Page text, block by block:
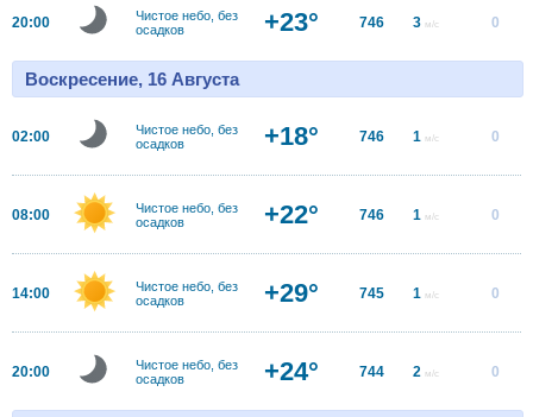
20:00
Чистое небо, без
осадков
+23° 746 3 м/с 0
Воскресение, 16 Августа
02:00
Чистое небо, без
осадков
+18° 746 1 м/с 0
08:00
Чистое небо, без
осадков
+22° 746 1 м/с 0
14:00
Чистое небо, без
осадков
+29° 745 1 м/с 0
20:00
Чистое небо, без
осадков
+24° 744 2 м/с 0